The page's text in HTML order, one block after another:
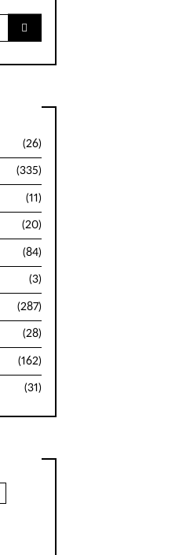
(26)
(335)
(11)
(20)
(84)
(3)
(287)
(28)
(162)
(31)